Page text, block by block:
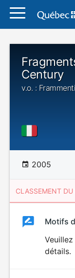
Century
v.o. :
2005
CLASSEMENT DU
Classement
Motifs
détails.